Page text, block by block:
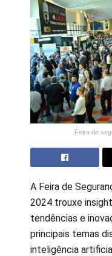
Feira de
A Feira de
2024 trouxe
tendências e
principais temas
inteligência